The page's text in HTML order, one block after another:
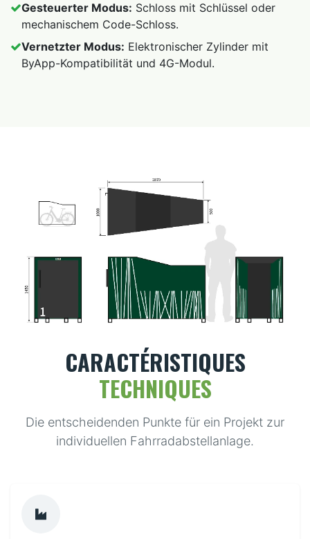
Gesteuerter Modus: Schloss mit Schlüssel oder
mechanischem Code-Schloss.
Vernetzter Modus: Elektronischer Zylinder mit
ByApp-Kompatibilität und 4G-Modul.
CARACTÉRISTIQUES
TECHNIQUES
Die entscheidenden Punkte für ein Projekt zur
individuellen Fahrradabstellanlage.